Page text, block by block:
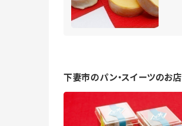
下妻市のパン・スイーツのお店